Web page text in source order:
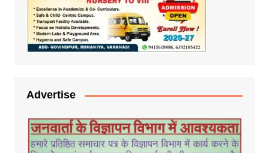
Advertise